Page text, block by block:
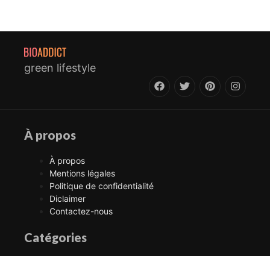
green lifestyle
À propos
À propos
Mentions légales
Politique de confidentialité
Diclaimer
Contactez-nous
Catégories